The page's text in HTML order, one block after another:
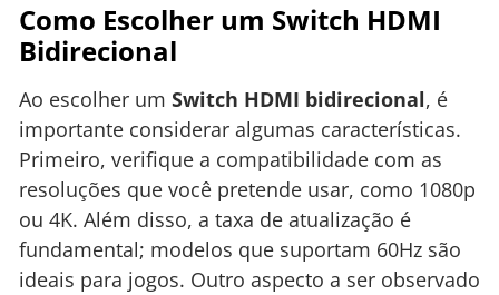
Como Escolher um Switch HDMI
Bidirecional
Ao escolher um Switch HDMI bidirecional, é
importante considerar algumas características.
Primeiro, verifique a compatibilidade com as
resoluções que você pretende usar, como 1080p
ou 4K. Além disso, a taxa de atualização é
fundamental; modelos que suportam 60Hz são
ideais para jogos. Outro aspecto a ser observado